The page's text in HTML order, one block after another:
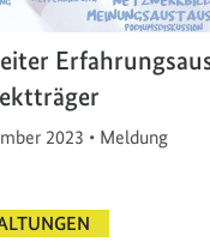
am2023 • Meldung